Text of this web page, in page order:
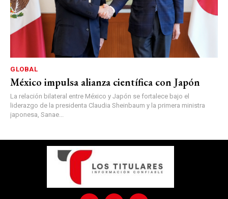
GLOBAL
México impulsa alianza científica con Japón
La relación bilateral entre México y Japón se fortalece bajo el
liderazgo de la presidenta Claudia Sheinbaum y la primera ministra
japonesa, Sanae...